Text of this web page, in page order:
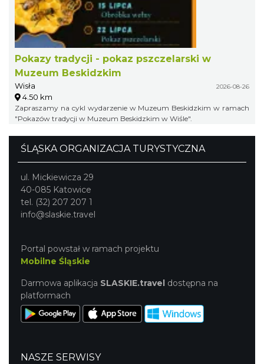
Pokazy tradycji - pokaz pszczelarski w
Muzeum Beskidzkim
Wisła 2026-08-26
4.50 km
Zapraszamy na cykl wydarzenie w Muzeum Beskidzkim w ramach
"Pokazów tradycji w Muzeum Beskidzkim w Wiśle".
ŚLĄSKA ORGANIZACJA TURYSTYCZNA
ul. Mickiewicza 29
40-085 Katowice
tel. (32) 207 207 1
info@slaskie.travel
Portal powstał w ramach projektu
Mobilne Śląskie
Darmowa aplikacja SLASKIE.travel dostępna na
platformach
NASZE SERWISY